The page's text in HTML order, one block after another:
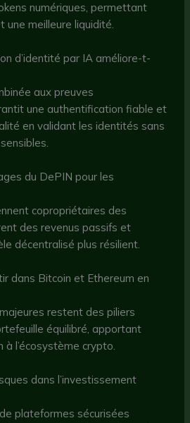
numériques, permettant
une meilleure liquidité.
d’identité par IA améliore-t-
aux preuves
une authentification fiable et
en validant les identités sans
du DePIN pour les
copropriétaires des
des revenus passifs et
décentralisé plus résilient.
dans Bitcoin et Ethereum en
restent des piliers
équilibré, apportant
l’écosystème crypto.
dans l’investissement
plateformes sécurisées